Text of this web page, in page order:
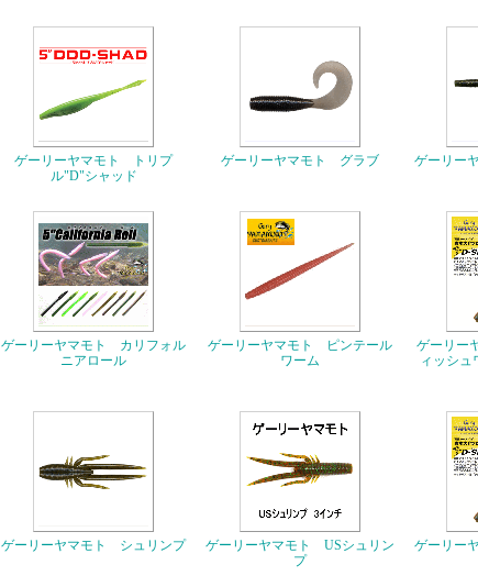
ゲーリーヤマモト トリプ
ル"D"シャッド
ゲーリーヤマモト グラブ
ゲーリー
ゲーリーヤマモト カリフォル
ニアロール
ゲーリーヤマモト ピンテール
ワーム
ゲーリー
ィッシュ
ゲーリーヤマモト シュリンプ
ゲーリーヤマモト USシュリン
プ
ゲーリー